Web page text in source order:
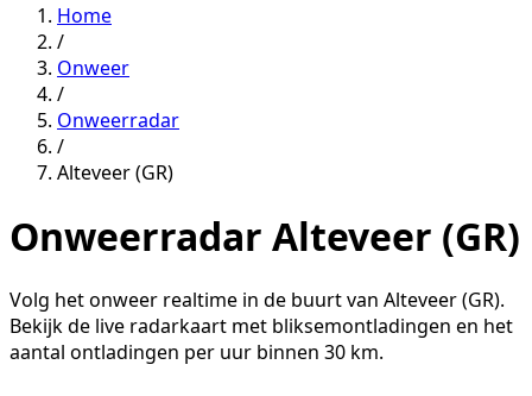
Home
/
Onweer
/
Onweerradar
/
Alteveer (GR)
Onweerradar Alteveer (GR)
Volg het onweer realtime in de buurt van Alteveer (GR).
Bekijk de live radarkaart met bliksemontladingen en het
aantal ontladingen per uur binnen 30 km.